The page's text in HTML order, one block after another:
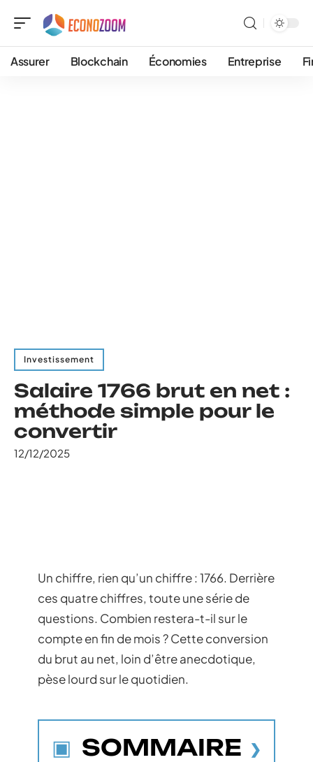
Assurer Blockchain Économies Entreprise
Investissement
Salaire 1766 brut en net :
méthode simple pour le
convertir
12/12/2025
Un chiffre, rien qu’un chiffre : 1766. Derrière
ces quatre chiffres, toute une série de
questions. Combien restera-t-il sur le
compte en fin de mois ? Cette conversion
du brut au net, loin d’être anecdotique,
pèse lourd sur le quotidien.
SOMMAIRE